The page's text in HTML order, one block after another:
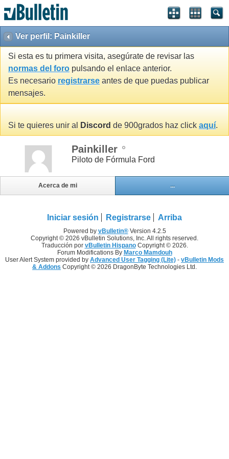
Ver perfil: Painkiller
Si esta es tu primera visita, asegúrate de revisar las
normas del foro pulsando el enlace anterior.
Es necesario registrarse antes de que puedas publicar
mensajes.
Si te quieres unir al Discord de 900grados haz click aquí.
Painkiller
Piloto de Fórmula Ford
Acerca de mi ...
Iniciar sesión Registrarse Arriba
Powered by vBulletin®Version 4.2.5
Copyright © 2026 vBulletin Solutions, Inc. All rights reserved.
Traducción por vBulletin HispanoCopyright © 2026.
Forum Modifications By Marco Mamdouh
User Alert System provided by Advanced User Tagging (Lite) - vBulletin Mods
& Addons Copyright © 2026 DragonByte Technologies Ltd.